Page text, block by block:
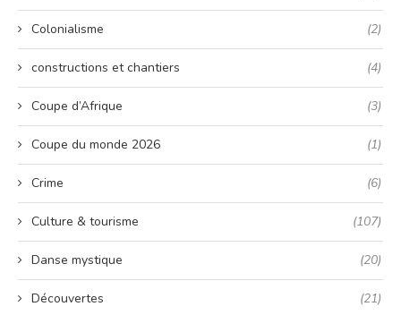
Colonialisme (2)
constructions et chantiers (4)
Coupe d’Afrique (3)
Coupe du monde 2026 (1)
Crime (6)
Culture & tourisme (107)
Danse mystique (20)
Découvertes (21)